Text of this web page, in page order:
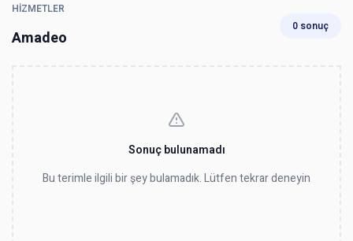
HIZMETLER
Amadeo
0 sonuç
Sonuç bulunamadı
Bu terimle ilgili bir şey bulamadık. Lütfen tekrar deneyin